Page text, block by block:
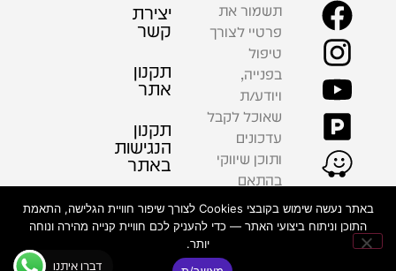
תשמור את
פרטיי לצורך
טיפול
בפנייה,
ויודע/ת
שאוכל לקבל
עדכונים
ותוכן שיווקי
בהתאם
למדיניות
הפרטיות .
שליחה
יצירת
קשר
תקנון
אתר
תקנון
הנגישות
באתר
פרטיות
דברו איתנו
באתר נעשה שימוש בקובצי Cookies לצורך שיפור חוויית הגלישה, התאמת
התוכן וניתוח ביצועי האתר — כדי להעניק לכם חוויית קנייה מהירה ונוחה
יותר.